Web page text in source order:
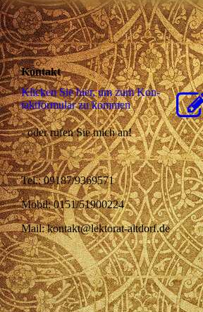
Kontakt
Klicken Sie hier, um zum Kon­
takt­for­mu­lar zu kommen
- oder rufen Sie mich an!
Tel.: 09187/9369571
Mobil: 0151/51900224
Mail: kontakt@lektorat-altdorf.de